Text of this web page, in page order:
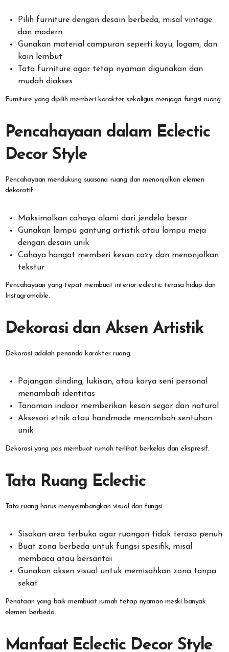
Pilih furniture dengan desain berbeda, misal vintage
dan modern
Gunakan material campuran seperti kayu, logam, dan
kain lembut
Tata furniture agar tetap nyaman digunakan dan
mudah diakses
Furniture yang dipilih memberi karakter sekaligus menjaga fungsi ruang.
Pencahayaan dalam Eclectic
Decor Style
Pencahayaan mendukung suasana ruang dan menonjolkan elemen
dekoratif.
Maksimalkan cahaya alami dari jendela besar
Gunakan lampu gantung artistik atau lampu meja
dengan desain unik
Cahaya hangat memberi kesan cozy dan menonjolkan
tekstur
Pencahayaan yang tepat membuat interior eclectic terasa hidup dan
Instagramable.
Dekorasi dan Aksen Artistik
Dekorasi adalah penanda karakter ruang.
Pajangan dinding, lukisan, atau karya seni personal
menambah identitas
Tanaman indoor memberikan kesan segar dan natural
Aksesori etnik atau handmade menambah sentuhan
unik
Dekorasi yang pas membuat rumah terlihat berkelas dan ekspresif.
Tata Ruang Eclectic
Tata ruang harus menyeimbangkan visual dan fungsi.
Sisakan area terbuka agar ruangan tidak terasa penuh
Buat zona berbeda untuk fungsi spesifik, misal
membaca atau bersantai
Gunakan aksen visual untuk memisahkan zona tanpa
sekat
Penataan yang baik membuat rumah tetap nyaman meski banyak
elemen berbeda.
Manfaat Eclectic Decor Style